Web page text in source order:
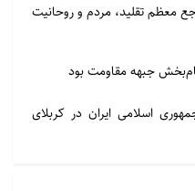
معظم تقلید، مردم و روحانیت
جبهه مقاومت بود
اسلامی ایران در کربلای